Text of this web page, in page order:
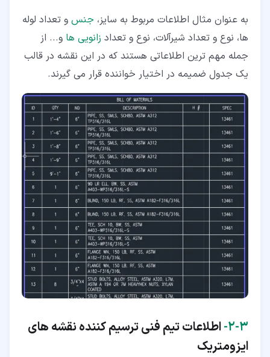
به عنوان مثال اطلاعات مربوط به سایز، جنس و تعداد لوله
ها، نوع و تعداد شیرآلات، نوع و تعداد زانویی ها و... از
جمله مهم ترین اطلاعاتی هستند که در این نقشه در قالب
یک جدول ضمیمه در اختیار خواننده قرار می گیرند.
۳‏-‏۲‏-
اطلاعات تیم فنی ترسیم کننده نقشه های
ایزومتریک